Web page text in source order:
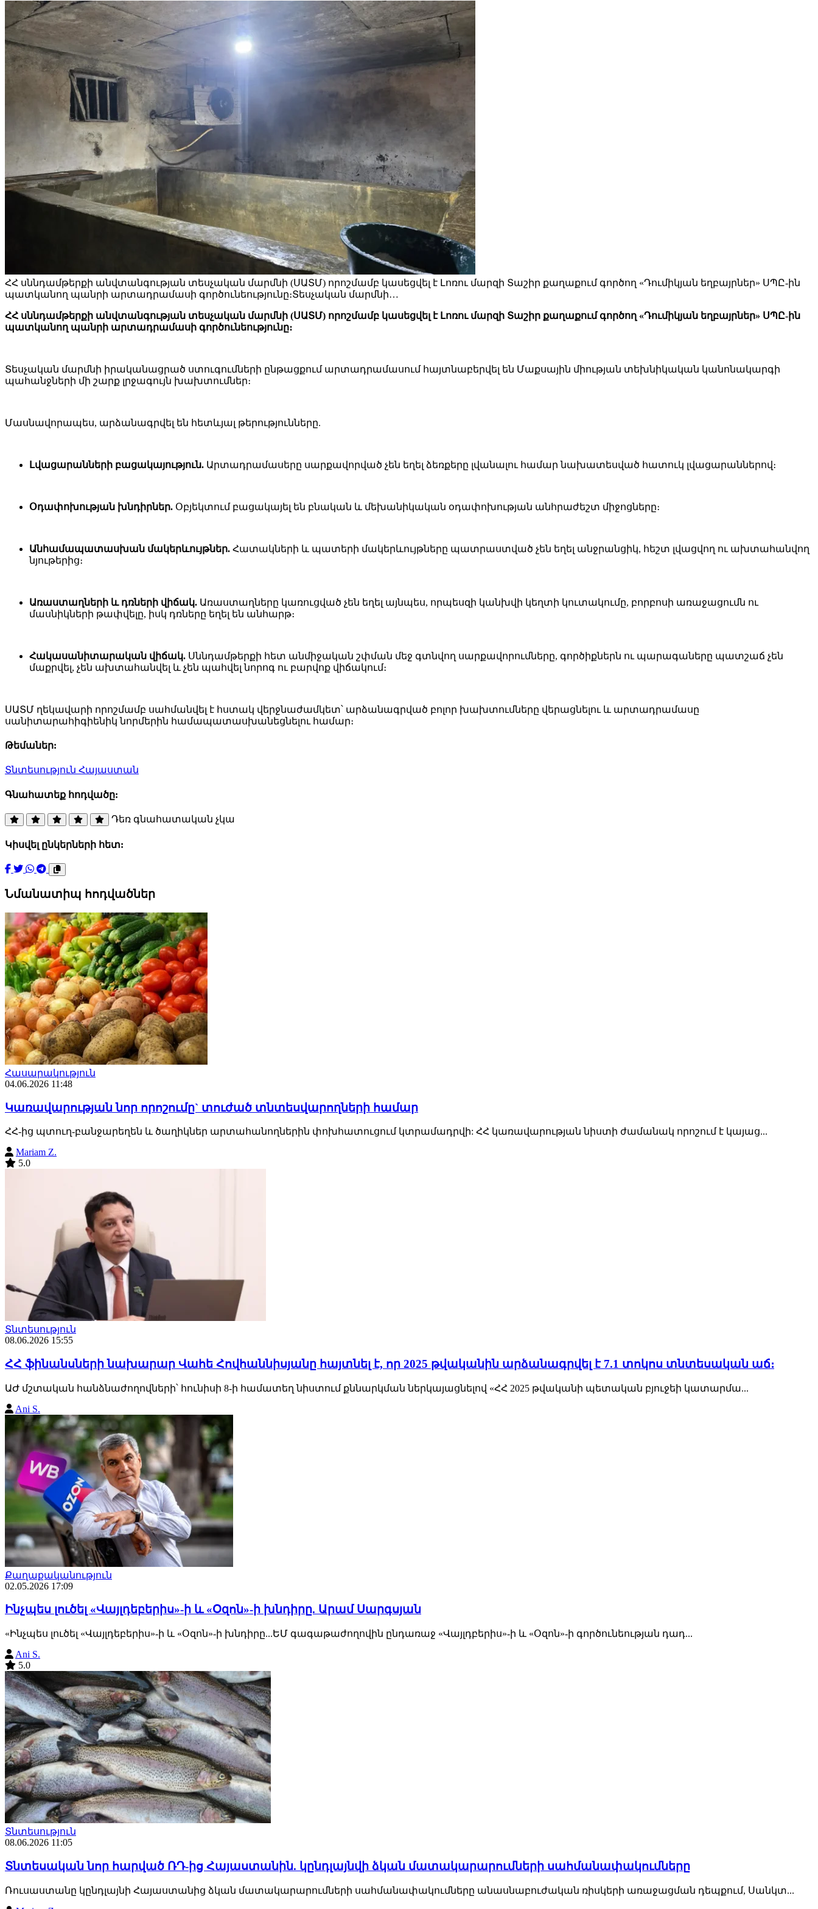
ՀՀ սննդամթերքի անվտանգության տեսչական մարմնի (ՍԱՏՄ) որոշմամբ կասեցվել է Լոռու մարզի Տաշիր քաղաքում գործող «Դումիկյան եղբայրներ» ՍՊԸ-ին
պատկանող պանրի արտադրամասի գործունեությունը։Տեսչական մարմնի…
ՀՀ սննդամթերքի անվտանգության տեսչական մարմնի (ՍԱՏՄ) որոշմամբ կասեցվել է Լոռու մարզի Տաշիր քաղաքում գործող «Դումիկյան եղբայրներ» ՍՊԸ-ին
պատկանող պանրի արտադրամասի գործունեությունը։
Տեսչական մարմնի իրականացրած ստուգումների ընթացքում արտադրամասում հայտնաբերվել են Մաքսային միության տեխնիկական կանոնակարգի
պահանջների մի շարք լրջագույն խախտումներ։
Մասնավորապես, արձանագրվել են հետևյալ թերությունները.
Լվացարանների բացակայություն. Արտադրամասերը սարքավորված չեն եղել ձեռքերը լվանալու համար նախատեսված հատուկ լվացարաններով։
Օդափոխության խնդիրներ. Օբյեկտում բացակայել են բնական և մեխանիկական օդափոխության անհրաժեշտ միջոցները։
Անհամապատասխան մակերևույթներ. Հատակների և պատերի մակերևույթները պատրաստված չեն եղել անջրանցիկ, հեշտ լվացվող ու ախտահանվող
նյութերից։
Առաստաղների և դռների վիճակ. Առաստաղները կառուցված չեն եղել այնպես, որպեսզի կանխվի կեղտի կուտակումը, բորբոսի առաջացումն ու
մասնիկների թափվելը, իսկ դռները եղել են անհարթ։
Հակասանիտարական վիճակ. Սննդամթերքի հետ անմիջական շփման մեջ գտնվող սարքավորումները, գործիքներն ու պարագաները պատշաճ չեն
մաքրվել, չեն ախտահանվել և չեն պահվել նորոգ ու բարվոք վիճակում։
ՍԱՏՄ ղեկավարի որոշմամբ սահմանվել է հստակ վերջնաժամկետ՝ արձանագրված բոլոր խախտումները վերացնելու և արտադրամասը
սանիտարահիգիենիկ նորմերին համապատասխանեցնելու համար։
Թեմաներ:
Տնտեսություն Հայաստան
Գնահատեք հոդվածը:
Դեռ գնահատական չկա
Կիսվել ընկերների հետ:
Նմանատիպ հոդվածներ
Հասարակություն
04.06.2026 11:48
Կառավարության նոր որոշումը` տուժած տնտեսվարողների համար
ՀՀ-ից պտուղ-բանջարեղեն և ծաղիկներ արտահանողներին փոխհատուցում կտրամադրվի: ՀՀ կառավարության նիստի ժամանակ որոշում է կայաց...
Mariam Z.
5.0
Տնտեսություն
08.06.2026 15:55
ՀՀ ֆինանսների նախարար Վահե Հովհաննիսյանը հայտնել է, որ 2025 թվականին արձանագրվել է 7.1 տոկոս տնտեսական աճ։
ԱԺ մշտական հանձնաժողովների՝ հունիսի 8-ի համատեղ նիստում քննարկման ներկայացնելով «ՀՀ 2025 թվականի պետական բյուջեի կատարմա...
Ani S.
Քաղաքականություն
02.05.2026 17:09
Ինչպես լուծել «Վայլդեբերիս»-ի և «Օզոն»-ի խնդիրը. Արամ Սարգսյան
«Ինչպես լուծել «Վայլդեբերիս»-ի և «Օզոն»-ի խնդիրը...ԵՄ գագաթաժողովին ընդառաջ «Վայլդբերիս»-ի և «Օզոն»-ի գործունեության դադ...
Ani S.
5.0
Տնտեսություն
08.06.2026 11:05
Տնտեսական նոր հարված ՌԴ-ից Հայաստանին. կընդլայնվի ձկան մատակարարումների սահմանափակումները
Ռուսաստանը կընդլայնի Հայաստանից ձկան մատակարարումների սահմանափակումները անասնաբուժական ռիսկերի առաջացման դեպքում, Սանկտ...